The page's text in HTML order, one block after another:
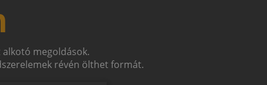
megoldások.
révén ölthet formát.